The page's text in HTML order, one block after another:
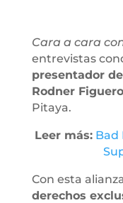
Cara a cara
entrevistas
presentador
Rodner
Pitaya.
Leer más:Bad
Con esta
derechos